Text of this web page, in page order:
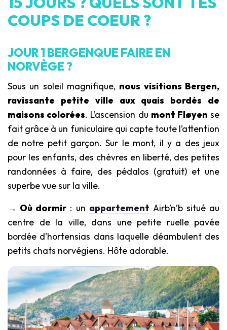
COUPS DE COEUR ?
JOUR 1 BERGENQUE FAIRE EN
NORVÈGE ?
Sous un soleil magnifique, nous visitions Bergen,
ravissante petite ville aux quais bordés de
maisons colorées. L’ascension du mont Fløyen se
fait grâce à un funiculaire qui capte toute l’attention
de notre petit garçon. Sur le mont, il y a des jeux
pour les enfants, des chèvres en liberté, des petites
randonnées à faire, des pédalos (gratuit) et une
superbe vue sur la ville.
→ Où dormir : un appartement Airb’n’b situé au
centre de la ville, dans une petite ruelle pavée
bordée d’hortensias dans laquelle déambulent des
petits chats norvégiens. Hôte adorable.